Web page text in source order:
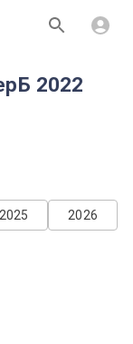
2022
2026
2025